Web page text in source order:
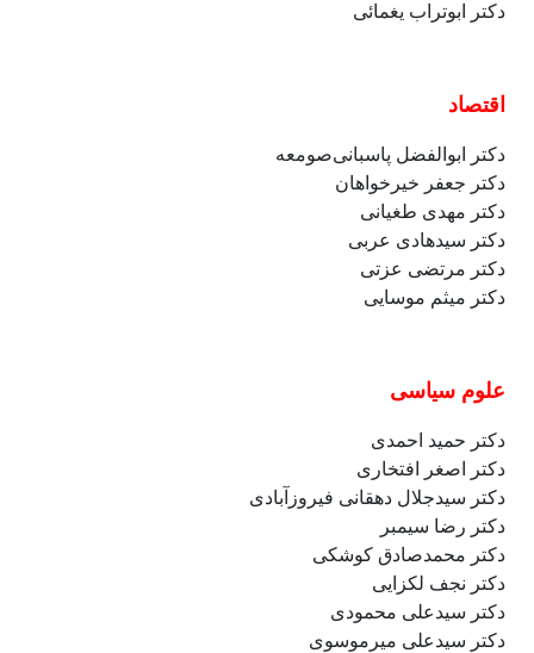
دکتر ابوتراب یغمائی
اقتصاد
دکتر ابوالفضل پاسبانی‌صومعه
دکتر جعفر خیرخواهان
دکتر مهدی طغیانی
دکتر سیدهادی عربی
دکتر مرتضی عزتی
دکتر میثم موسایی
علوم سیاسی
دکتر حمید احمدی
دکتر اصغر افتخاری
دکتر سیدجلال دهقانی فیروزآبادی
دکتر رضا سیمبر
دکتر محمدصادق کوشکی
دکتر نجف لکزایی
دکتر سیدعلی محمودی
دکتر سیدعلی میرموسوی